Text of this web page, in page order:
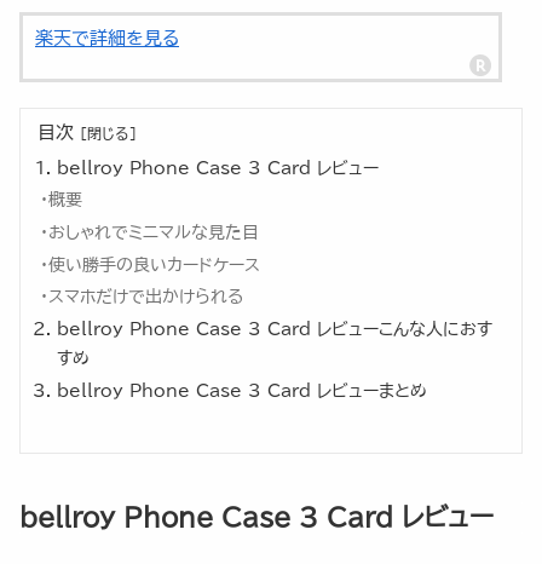
楽天で詳細を見る
目次
bellroy Phone Case 3 Card レビュー
概要
おしゃれでミニマルな見た目
使い勝手の良いカードケース
スマホだけで出かけられる
bellroy Phone Case 3 Card レビューこんな人におす
すめ
bellroy Phone Case 3 Card レビューまとめ
bellroy Phone Case 3 Card レビュー